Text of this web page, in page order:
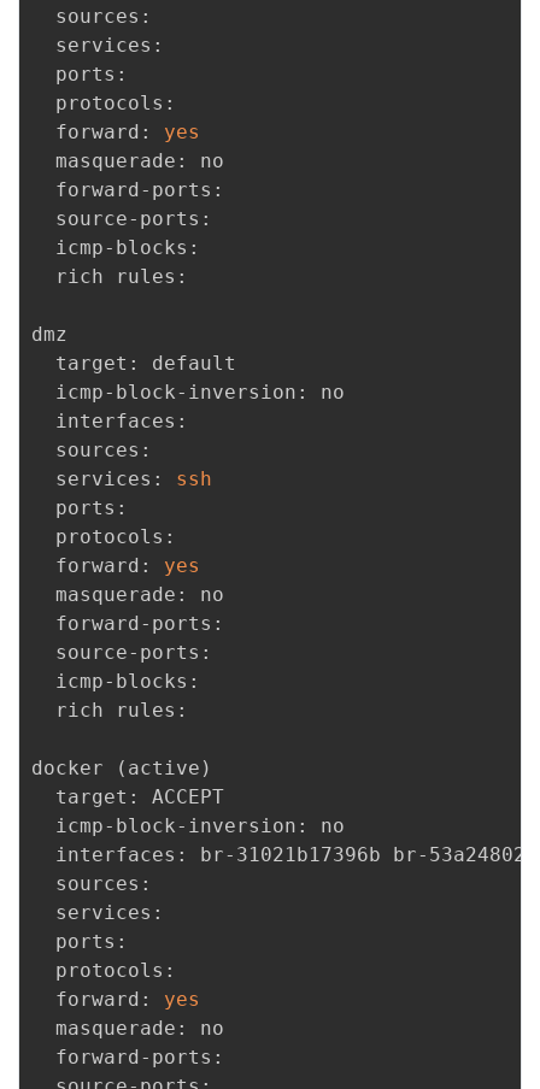
  sources:
  services:
  ports:
  protocols:
  forward:
yes
  masquerade: no
  forward-ports:
  source-ports:
  icmp-blocks:
  rich rules:
dmz
  target: default
  icmp-block-inversion: no
  interfaces:
  sources:
  services:
ssh
  ports:
  protocols:
  forward:
yes
  masquerade: no
  forward-ports:
  source-ports:
  icmp-blocks:
  rich rules:
docker ( active )
  target: ACCEPT
  icmp-block-inversion: no
interfaces: br-31021b17396b br-
  sources:
  services:
  ports:
  protocols:
  forward:
yes
  masquerade: no
  forward-ports: